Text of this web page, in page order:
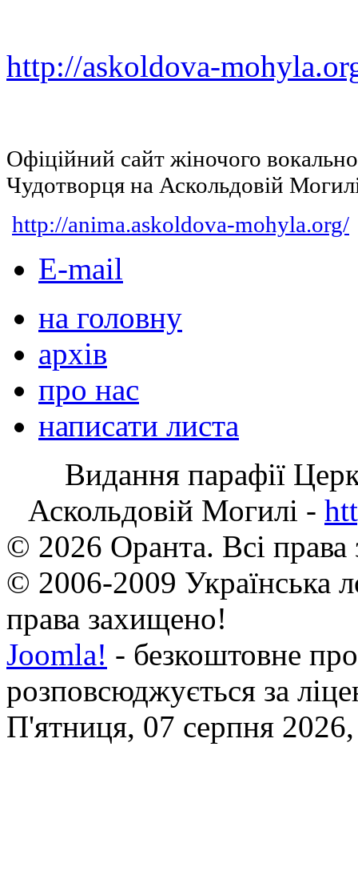
http://askoldova-
Офіційний сайт жіночого
Чудотворця на Аскольдовій
http://anima.askoldova-mohyla.org/
E-mail
на головну
архів
про нас
написати листа
Видання парафії
Аскольдовій Могилі -
© 2026 Оранта. Всі
© 2006-2009 Українська
права захищено!
Joomla! - безкоштовне
розповсюджується за
П'ятниця, 07 серпня